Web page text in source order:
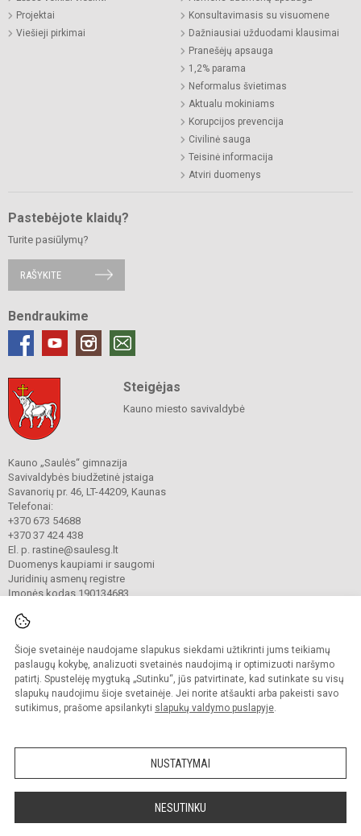
Šioje svetainėje naudojame slapukus siekdami užtikrinti jums teikiamų
paslaugų kokybę, analizuoti svetainės naudojimą ir optimizuoti naršymo
patirtį. Spustelėję mygtuką „Sutinku“, jūs patvirtinate, kad sutinkate su visų
slapukų naudojimu šioje svetainėje. Jei norite atšaukti arba pakeisti savo
sutikimus, prašome apsilankyti slapukų valdymo puslapyje.
NUSTATYMAI
NESUTINKU
Projektai
Viešieji pirkimai
Konsultavimasis su visuomene
Dažniausiai užduodami klausimai
Pranešėjų apsauga
1,2% parama
Neformalus švietimas
Aktualu mokiniams
Korupcijos prevencija
Civilinė sauga
Teisinė informacija
Atviri duomenys
Pastebėjote klaidų?
Turite pasiūlymų?
RAŠYKITE
Bendraukime
Steigėjas
Kauno miesto savivaldybė
Kauno „Saulės“ gimnazija
Savivaldybės biudžetinė įstaiga
Savanorių pr. 46, LT-44209, Kaunas
Telefonai:
+370 673 54688
+370 37 424 438
El. p. rastine@saulesg.lt
Duomenys kaupiami ir saugomi
Juridinių asmenų registre
Įmonės kodas 190134683
© 2023 Kauno „Saulės“ gimnazija. Visos teisės saugomos.
Kopijuoti turinį be raštiško gimnazijos sutikimo griežtai draudžiama.
Prieinamumo paraiška Slapukų valdymas
Sumanus būdas atnaujinti